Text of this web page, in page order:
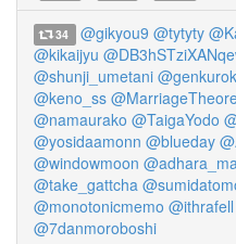
34 @gikyou9 @tytyty
@kikaijyu
@shunji_umetani
@keno_ss
@namaurako @TaigaYodo
@yosidaamonn @blueday
@windowmoon
@take_gattcha
@monotonicmemo @ithrafell
@7danmoroboshi